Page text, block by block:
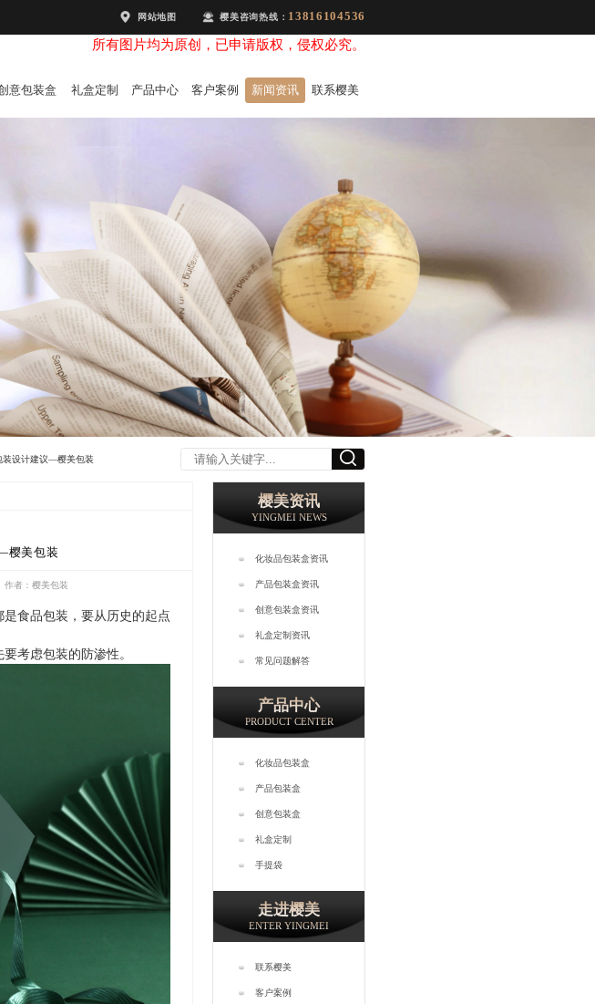
网站地图 樱美咨询热线： 13816104536
所有图片均为原创，已申请版权，侵权必究。
意包装盒 礼盒定制 产品中心 客户案例 新闻资讯 联系樱美
装设计建议—樱美包装
樱美资讯
YINGMEI NEWS
化妆品包装盒资讯
产品包装盒资讯
创意包装盒资讯
礼盒定制资讯
常见问题解答
产品中心
PRODUCT CENTER
化妆品包装盒
产品包装盒
创意包装盒
礼盒定制
手提袋
走进樱美
ENTER YINGMEI
联系樱美
客户案例
樱美包装
作者：樱美包装
食品包装，要从历史的起点
考虑包装的防渗性。